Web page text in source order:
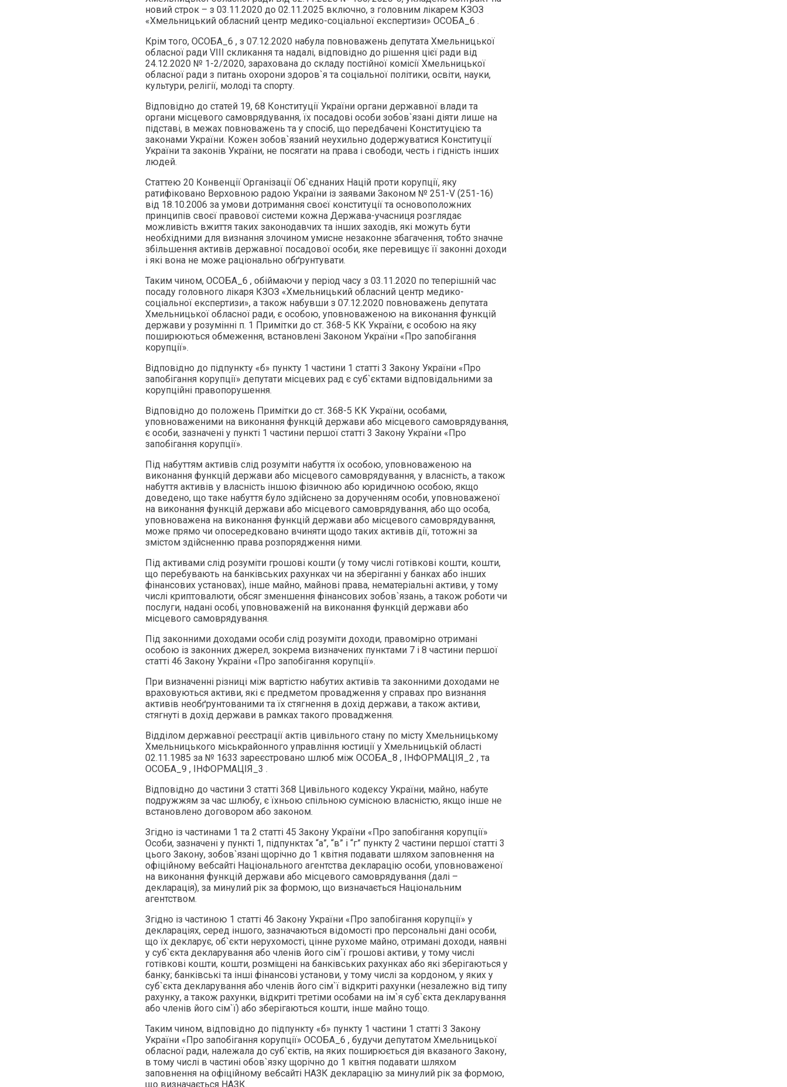
новий строк – з 03.11.2020 до 02.11.2025 включно, з головним лікарем КЗОЗ
«Хмельницький обласний центр медико-соціальної експертизи» ОСОБА_6 .
Крім того, ОСОБА_6 , з 07.12.2020 набула повноважень депутата Хмельницької
обласної ради VIII скликання та надалі, відповідно до рішення цієї ради від
24.12.2020 № 1-2/2020, зарахована до складу постійної комісії Хмельницької
обласної ради з питань охорони здоров`я та соціальної політики, освіти, науки,
культури, релігії, молоді та спорту.
Відповідно до статей 19, 68 Конституції України органи державної влади та
органи місцевого самоврядування, їх посадові особи зобов`язані діяти лише на
підставі, в межах повноважень та у спосіб, що передбачені Конституцією та
законами України. Кожен зобов`язаний неухильно додержуватися Конституції
України та законів України, не посягати на права і свободи, честь і гідність інших
людей.
Статтею 20 Конвенції Організації Об`єднаних Націй проти корупції, яку
ратифіковано Верховною радою України із заявами Законом № 251-V (251-16)
від 18.10.2006 за умови дотримання своєї конституції та основоположних
принципів своєї правової системи кожна Держава-учасниця розглядає
можливість вжиття таких законодавчих та інших заходів, які можуть бути
необхідними для визнання злочином умисне незаконне збагачення, тобто значне
збільшення активів державної посадової особи, яке перевищує її законні доходи
і які вона не може раціонально обґрунтувати.
Таким чином, ОСОБА_6 , обіймаючи у період часу з 03.11.2020 по теперішній час
посаду головного лікаря КЗОЗ «Хмельницький обласний центр медико-
соціальної експертизи», а також набувши з 07.12.2020 повноважень депутата
Хмельницької обласної ради, є особою, уповноваженою на виконання функцій
держави у розумінні п. 1 Примітки до ст. 368-5 КК України, є особою на яку
поширюються обмеження, встановлені Законом України «Про запобігання
корупції».
Відповідно до підпункту «б» пункту 1 частини 1 статті 3 Закону України «Про
запобігання корупції» депутати місцевих рад є суб`єктами відповідальними за
корупційні правопорушення.
Відповідно до положень Примітки до ст. 368-5 КК України, особами,
уповноваженими на виконання функцій держави або місцевого самоврядування,
є особи, зазначені у пункті 1 частини першої статті 3 Закону України «Про
запобігання корупції».
Під набуттям активів слід розуміти набуття їх особою, уповноваженою на
виконання функцій держави або місцевого самоврядування, у власність, а також
набуття активів у власність іншою фізичною або юридичною особою, якщо
доведено, що таке набуття було здійснено за дорученням особи, уповноваженої
на виконання функцій держави або місцевого самоврядування, або що особа,
уповноважена на виконання функцій держави або місцевого самоврядування,
може прямо чи опосередковано вчиняти щодо таких активів дії, тотожні за
змістом здійсненню права розпорядження ними.
Під активами слід розуміти грошові кошти (у тому числі готівкові кошти, кошти,
що перебувають на банківських рахунках чи на зберіганні у банках або інших
фінансових установах), інше майно, майнові права, нематеріальні активи, у тому
числі криптовалюти, обсяг зменшення фінансових зобов`язань, а також роботи чи
послуги, надані особі, уповноваженій на виконання функцій держави або
місцевого самоврядування.
Під законними доходами особи слід розуміти доходи, правомірно отримані
особою із законних джерел, зокрема визначених пунктами 7 і 8 частини першої
статті 46 Закону України «Про запобігання корупції».
При визначенні різниці між вартістю набутих активів та законними доходами не
враховуються активи, які є предметом провадження у справах про визнання
активів необґрунтованими та їх стягнення в дохід держави, а також активи,
стягнуті в дохід держави в рамках такого провадження.
Відділом державної реєстрації актів цивільного стану по місту Хмельницькому
Хмельницького міськрайонного управління юстиції у Хмельницькій області
02.11.1985 за № 1633 зареєстровано шлюб між ОСОБА_8 , ІНФОРМАЦІЯ_2 , та
ОСОБА_9 , ІНФОРМАЦІЯ_3 .
Відповідно до частини 3 статті 368 Цивільного кодексу України, майно, набуте
подружжям за час шлюбу, є їхньою спільною сумісною власністю, якщо інше не
встановлено договором або законом.
Згідно із частинами 1 та 2 статті 45 Закону України «Про запобігання корупції»
Особи, зазначені у пункті 1, підпунктах “а”, “в” і “г” пункту 2 частини першої статті 3
цього Закону, зобов`язані щорічно до 1 квітня подавати шляхом заповнення на
офіційному вебсайті Національного агентства декларацію особи, уповноваженої
на виконання функцій держави або місцевого самоврядування (далі –
декларація), за минулий рік за формою, що визначається Національним
агентством.
Згідно із частиною 1 статті 46 Закону України «Про запобігання корупції» у
деклараціях, серед іншого, зазначаються відомості про персональні дані особи,
що їх декларує, об`єкти нерухомості, цінне рухоме майно, отримані доходи, наявні
у суб`єкта декларування або членів його сім`ї грошові активи, у тому числі
готівкові кошти, кошти, розміщені на банківських рахунках або які зберігаються у
банку; банківські та інші фінансові установи, у тому числі за кордоном, у яких у
суб`єкта декларування або членів його сім`ї відкриті рахунки (незалежно від типу
рахунку, а також рахунки, відкриті третіми особами на ім`я суб`єкта декларування
або членів його сім`ї) або зберігаються кошти, інше майно тощо.
Таким чином, відповідно до підпункту «б» пункту 1 частини 1 статті 3 Закону
України «Про запобігання корупції» ОСОБА_6 , будучи депутатом Хмельницької
обласної ради, належала до суб`єктів, на яких поширюється дія вказаного Закону,
в тому числі в частині обов`язку щорічно до 1 квітня подавати шляхом
заповнення на офіційному вебсайті НАЗК декларацію за минулий рік за формою,
що визначається НАЗК.